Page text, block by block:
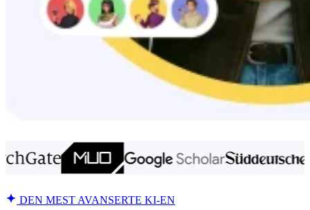
DEN MEST AVANSERTE KI-EN